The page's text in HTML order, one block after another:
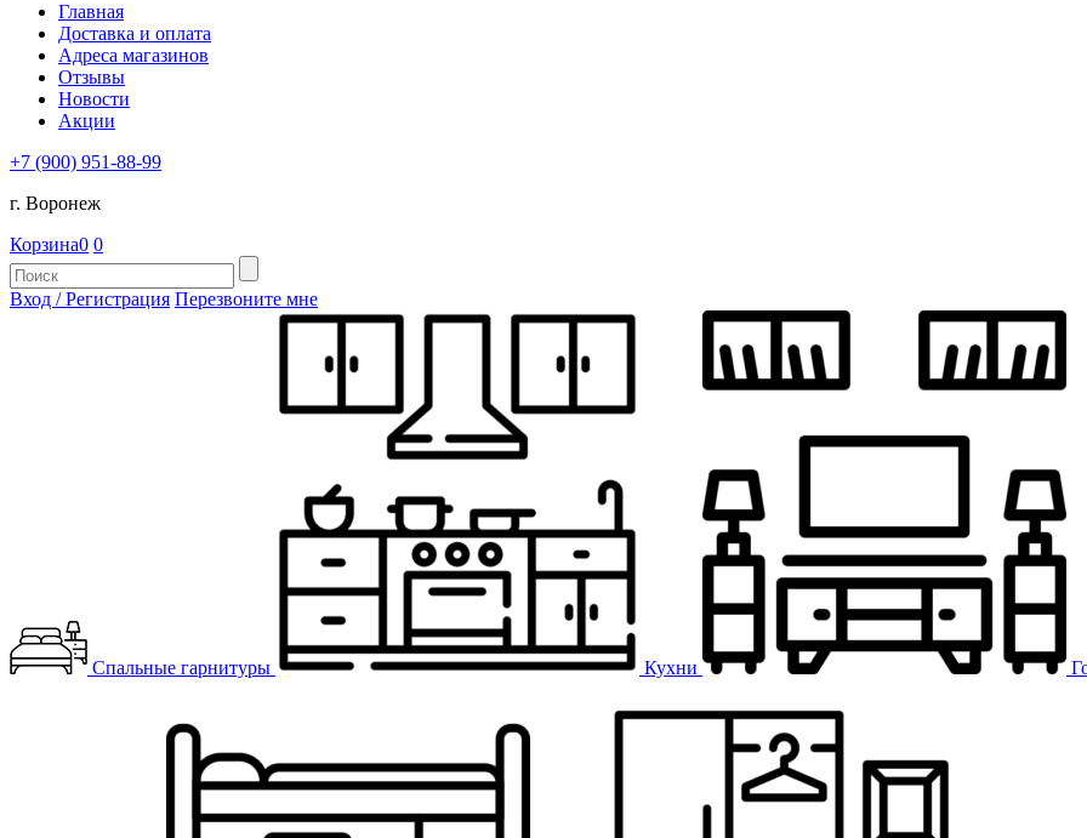
Главная
Доставка и оплата
Адреса магазинов
Отзывы
Новости
Акции
+7 (900) 951-88-99
г. Воронеж
Корзина0 0
Вход / Регистрация Перезвоните мне
Спальные гарнитуры Кухни